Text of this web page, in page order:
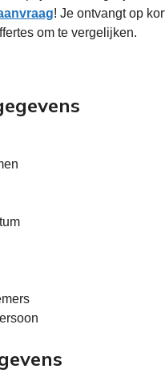
! Je ontvangt op
om te vergelijken.